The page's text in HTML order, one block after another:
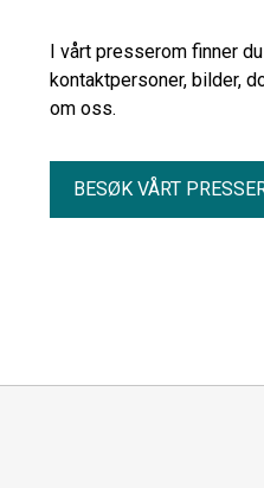
I vårt presserom finner
kontaktpersoner, bilder,
om oss.
BESØK VÅRT